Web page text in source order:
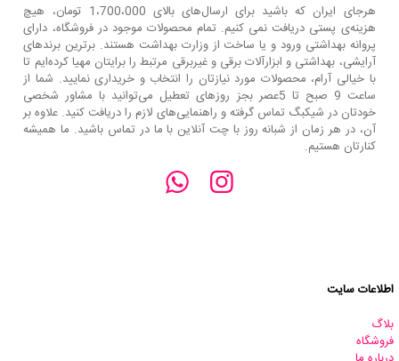
هرجای ایران که باشید برای ارسال‌های بالای 1،700،000 تومان، هیچ
هزینه‌ی پستی دریافت نمی کنیم. تمام محصولات موجود در فروشگاه، دارای
پروانه بهداشتی ورود و یا ساخت از وزارت بهداشت هستند. برترین‌ برندهای
آرایشی، بهداشتی و ابزارآلات برقی و غیربرقی مرتبط را برایتان مهیا کرده‌ایم تا
با خیالی آرام، محصولات مورد نیازتان را انتخاب و خریداری نمایید. شما از
ساعت 9 صبح تا 5عصر بجز روزهای تعطیل می‌توانید با مشاور شخصی
خودتان در شیکبگ تماس گرفته و راهنمایی‌های لازم را دریافت کنید. علاوه بر
آن، در هر زمان از شبانه روز با چت آنلاین با ما در تماس باشید. ما همیشه
کنارتان هستیم.
اطلاعات سایت
بلاگ
فروشگاه